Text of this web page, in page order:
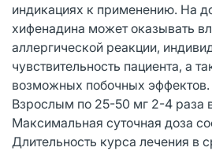
индикациях к применению. На
хифенадина может оказывать
аллергической реакции,
чувствительность пациента, а
возможных побочных эффектов.
Взрослым по 25-50 мг 2-4 раза
Максимальная суточная доза
Длительность курса лечения в